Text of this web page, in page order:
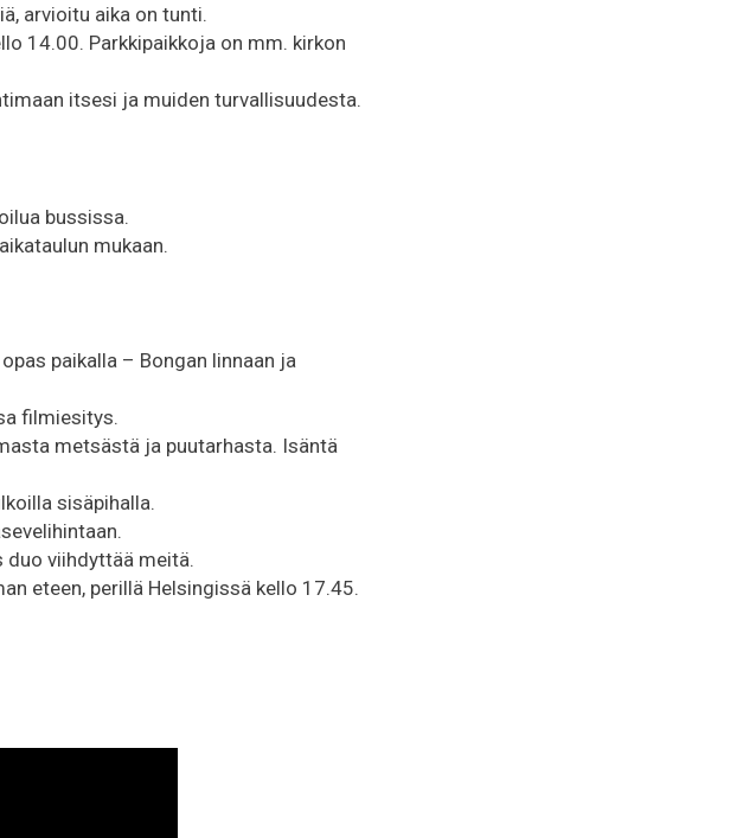
arvioitu aika on tunti.
14.00. Parkkipaikkoja on mm. kirkon
itsesi ja muiden turvallisuudesta.
bussissa.
mukaan.
paikalla – Bongan linnaan ja
filmiesitys.
metsästä ja puutarhasta. Isäntä
sisäpihalla.
duo viihdyttää meitä.
eteen, perillä Helsingissä kello 17.45.